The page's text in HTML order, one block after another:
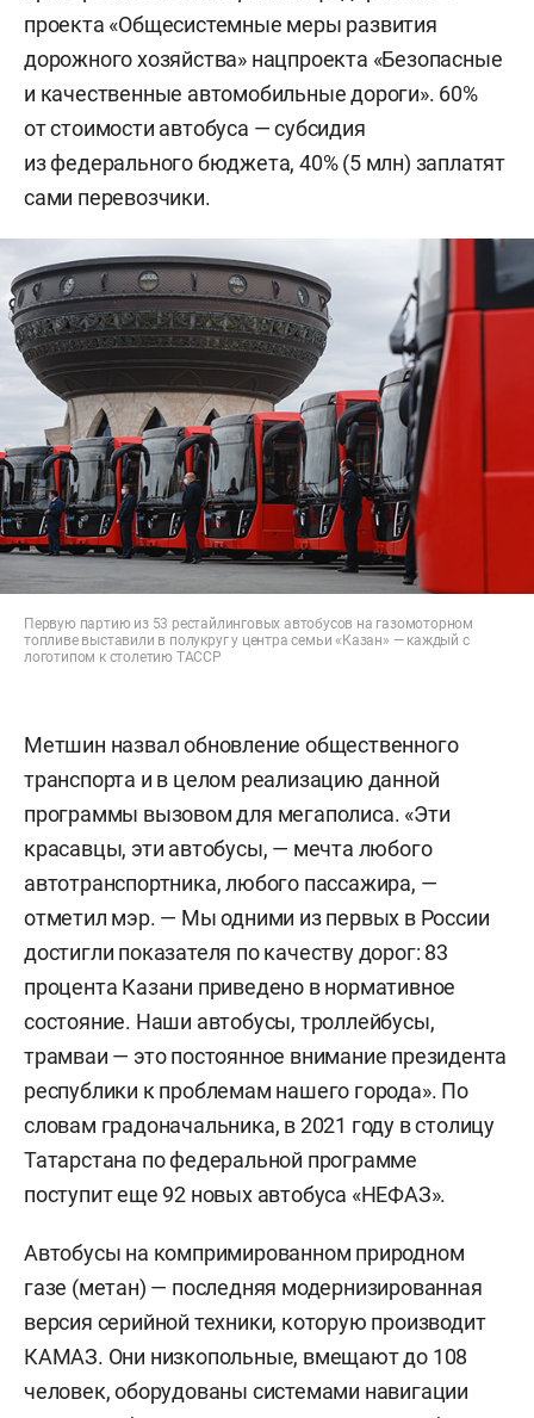
проекта «Общесистемные меры развития
дорожного хозяйства» нацпроекта «Безопасные
и качественные автомобильные дороги». 60%
от стоимости автобуса — субсидия
из федерального бюджета, 40% (5 млн) заплатят
сами перевозчики.
Первую партию из 53 рестайлинговых автобусов на газомоторном
топливе выставили в полукруг у центра семьи «Казан» — каждый с
логотипом к столетию ТАССР
Метшин назвал обновление общественного
транспорта и в целом реализацию данной
программы вызовом для мегаполиса. «Эти
красавцы, эти автобусы, — мечта любого
автотранспортника, любого пассажира, —
отметил мэр. — Мы одними из первых в России
достигли показателя по качеству дорог: 83
процента Казани приведено в нормативное
состояние. Наши автобусы, троллейбусы,
трамваи — это постоянное внимание президента
республики к проблемам нашего города». По
словам градоначальника, в 2021 году в столицу
Татарстана по федеральной программе
поступит еще 92 новых автобуса «НЕФАЗ».
Автобусы на компримированном природном
газе (метан) — последняя модернизированная
версия серийной техники, которую производит
КАМАЗ. Они низкопольные, вмещают до 108
человек, оборудованы системами навигации